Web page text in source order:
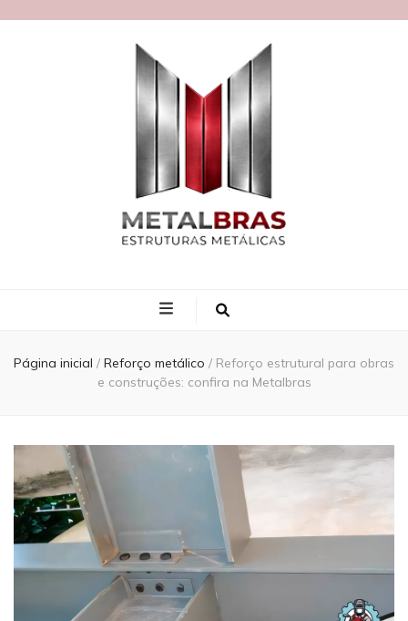
Página inicial / Reforço metálico / Reforço estrutural para obras
e construções: confira na Metalbras